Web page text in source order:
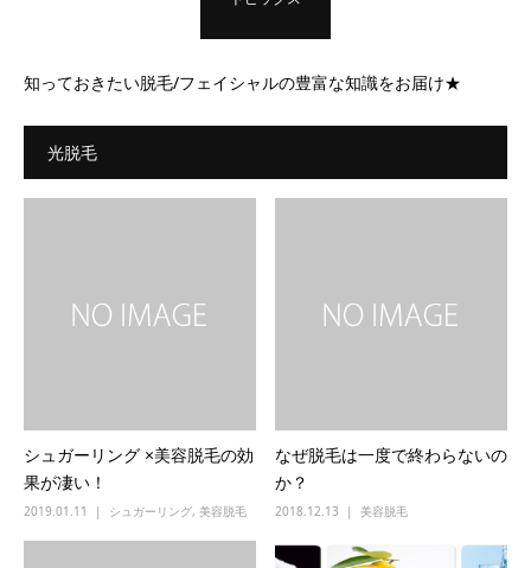
知っておきたい脱毛/フェイシャルの豊富な知識をお届け★
光脱毛
シュガーリング ×美容脱毛の効
果が凄い！
2019.01.11 シュガーリング, 美容脱毛
なぜ脱毛は一度で終わらないの
か？
2018.12.13 美容脱毛